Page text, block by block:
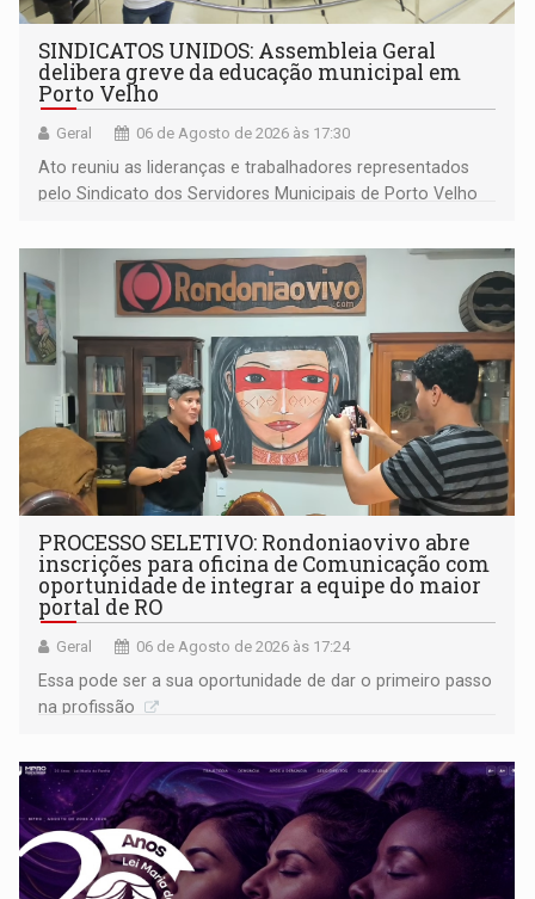
SINDICATOS UNIDOS: Assembleia Geral
delibera greve da educação municipal em
Porto Velho
Geral 06 de Agosto de 2026 às 17:30
Ato reuniu as lideranças e trabalhadores representados
pelo Sindicato dos Servidores Municipais de Porto Velho
PROCESSO SELETIVO: Rondoniaovivo abre
inscrições para oficina de Comunicação com
oportunidade de integrar a equipe do maior
portal de RO
Geral 06 de Agosto de 2026 às 17:24
Essa pode ser a sua oportunidade de dar o primeiro passo
na profissão